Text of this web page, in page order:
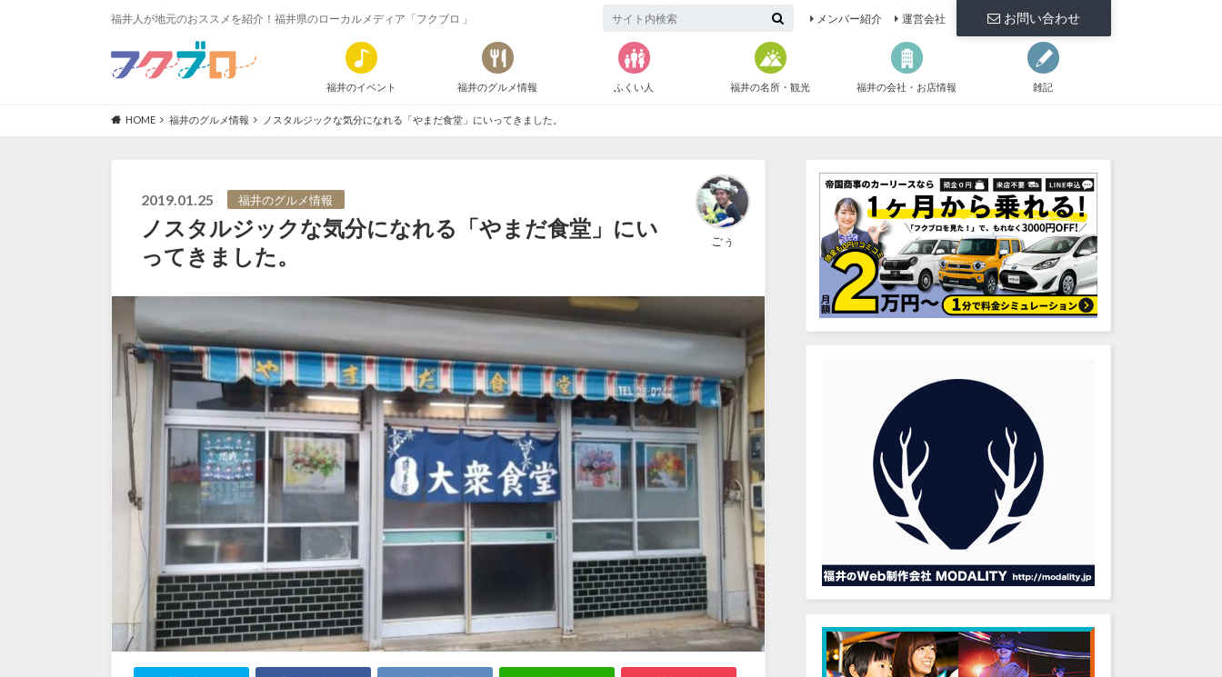
福井人が地元のおススメを紹介！福井県のローカルメディア「フクブロ 」 お問い合わせ
メンバー紹介 運営会社
福井のイベント 福井のグルメ情報 ふくい人 福井の名所・観光 福井の会社・お店情報 雑記
HOME 福井のグルメ情報 ノスタルジックな気分になれる「やまだ食堂」にいってきました。
2019.01.25 福井のグルメ情報
ノスタルジックな気分になれる「やまだ食堂」にい
ってきました。
ごぅ